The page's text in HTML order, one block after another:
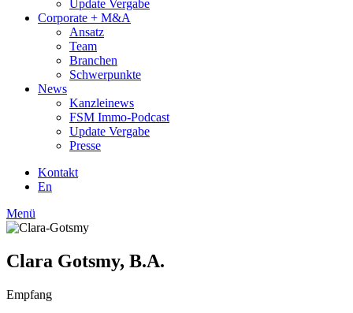
Update Vergabe
Corporate + M&A
Ansatz
Team
Branchen
Schwerpunkte
News
Kanzleinews
FSM Immo-Podcast
Update Vergabe
Presse
Kontakt
En
Menü
Clara Gotsmy, B.A.
Empfang